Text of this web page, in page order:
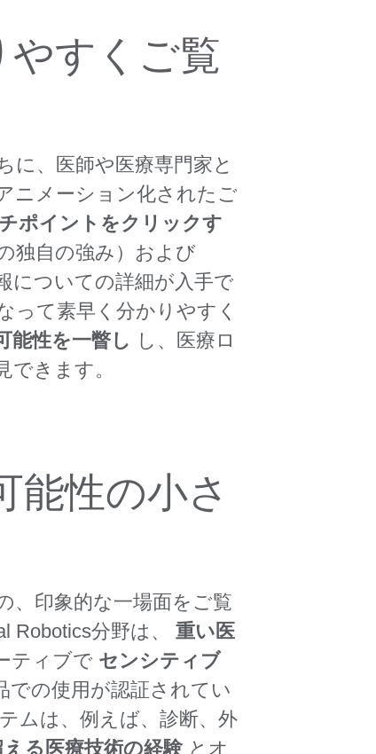
すくご覧
に、医師や医療専門家と
ニメーション化されたご
ポイントをクリックす
独自の強み）および
についての詳細が入手で
って素早く分かりやすく
能性を一瞥し し、医療ロ
きます。
能性の小さ
、印象的な一場面をご覧
Robotics分野は、 重い医
ティブで センシティブ
での使用が認証されてい
ムは、例えば、診断、外
る医療技術の経験とオ